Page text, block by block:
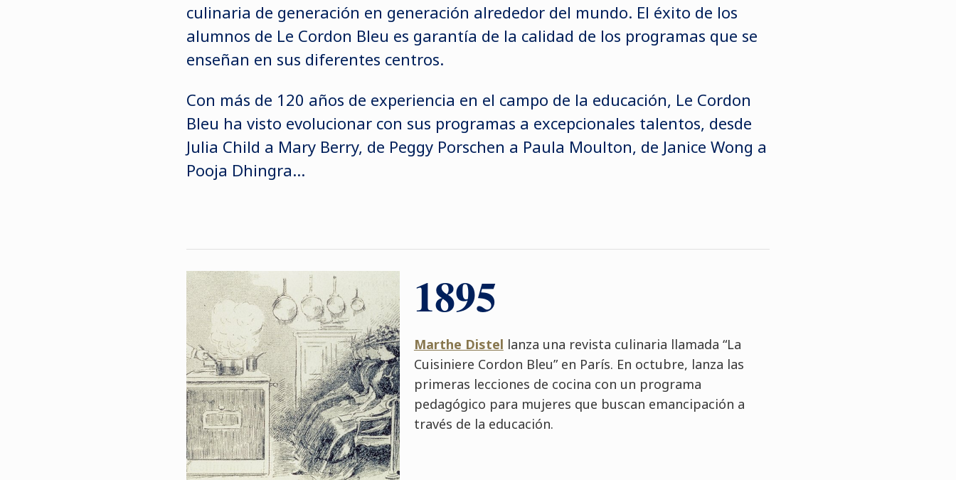
culinaria de generación en generación alrededor del mundo. El éxito de los
alumnos de Le Cordon Bleu es garantía de la calidad de los programas que se
enseñan en sus diferentes centros.
Con más de 120 años de experiencia en el campo de la educación, Le Cordon
Bleu ha visto evolucionar con sus programas a excepcionales talentos, desde
Julia Child a Mary Berry, de Peggy Porschen a Paula Moulton, de Janice Wong a
Pooja Dhingra…
1895
Marthe Distel lanza una revista culinaria llamada “La
Cuisiniere Cordon Bleu” en París. En octubre, lanza las
primeras lecciones de cocina con un programa
pedagógico para mujeres que buscan emancipación a
través de la educación.